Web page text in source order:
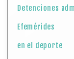
Detenciones
Efemérides
en el deporte